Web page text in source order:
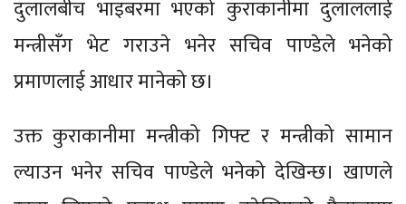
दुलालबीच भाइबरमा भएको कुराकानीमा दुलाललाई
मन्त्रीसँग भेट गराउने भनेर सचिव पाण्डेले भनेको
प्रमाणलाई आधार मानेको छ।
उक्त कुराकानीमा मन्त्रीको गिफ्ट र मन्त्रीको सामान
ल्याउन भनेर सचिव पाण्डेले भनेको देखिन्छ। खाणले